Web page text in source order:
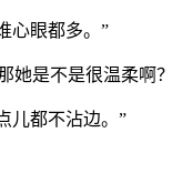
心眼都多。”
她是不是很温柔啊
儿都不沾边。”